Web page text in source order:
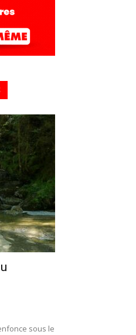
sous le